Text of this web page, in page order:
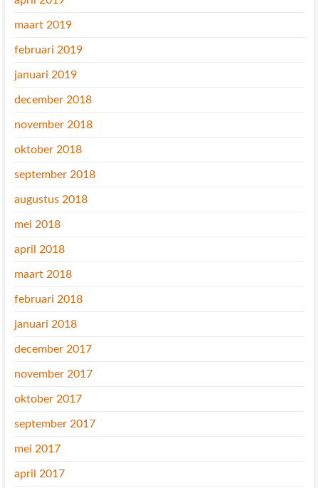
maart 2019
februari 2019
januari 2019
december 2018
november 2018
oktober 2018
september 2018
augustus 2018
mei 2018
april 2018
maart 2018
februari 2018
januari 2018
december 2017
november 2017
oktober 2017
september 2017
mei 2017
april 2017